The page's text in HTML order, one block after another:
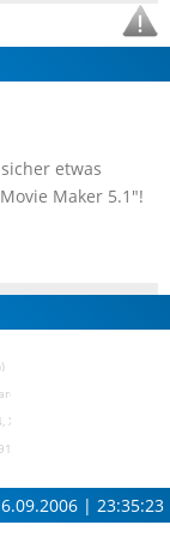
etwas
Maker 5.1"!
Forum)
X5, X6, X7 Forum)
/ E92 / E93 Forum)
| 23:35:23